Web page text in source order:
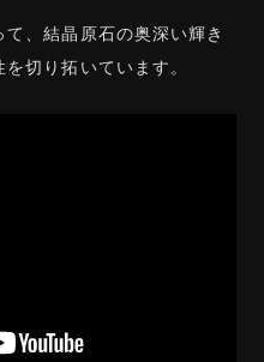
、結晶原石の奥深い輝き
切り拓いています。